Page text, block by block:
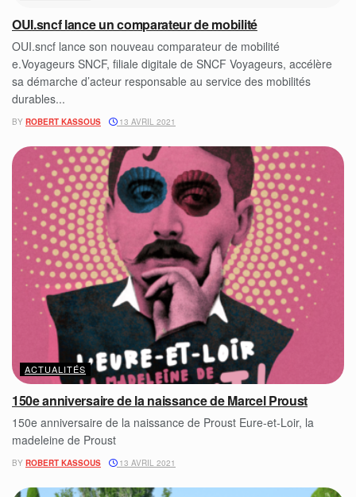
OUI.sncf lance un comparateur de mobilité
OUI.sncf lance son nouveau comparateur de mobilité
e.Voyageurs SNCF, filiale digitale de SNCF Voyageurs, accélère
sa démarche d’acteur responsable au service des mobilités
durables...
BY ROBERT KASSOUS 13 AVRIL 2021
ACTUALITÉS
150e anniversaire de la naissance de Marcel Proust
150e anniversaire de la naissance de Proust Eure-et-Loir, la
madeleine de Proust
BY ROBERT KASSOUS 13 AVRIL 2021